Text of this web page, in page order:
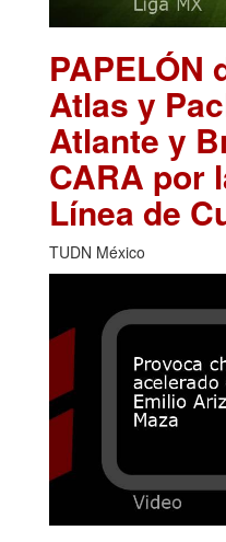
PAPELÓN
Atlas y
Atlante y
CARA por
Línea de
TUDN México